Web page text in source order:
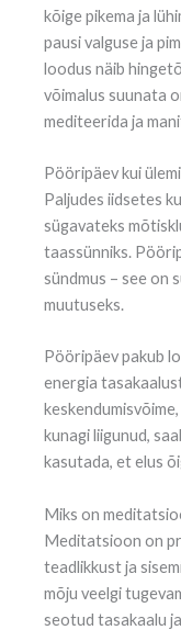
kõige pikema ja
pausi valguse ja
loodus näib
võimalus suunata
mediteerida ja
Pööripäev kui
Paljudes iidsetes
sügavateks
taassünniks.
sündmus – see on
muutuseks.
Pööripäev pakub
energia
kunagi liigunud,
kasutada, et elus
Miks on
Meditatsioon on
teadlikkust ja
mõju veelgi
seotud tasakaalu